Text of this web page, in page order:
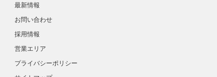
最新情報
お問い合わせ
採用情報
営業エリア
プライバシーポリシー